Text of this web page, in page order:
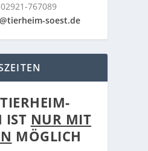
767089
soest.de
IST NUR MIT
MÖGLICH